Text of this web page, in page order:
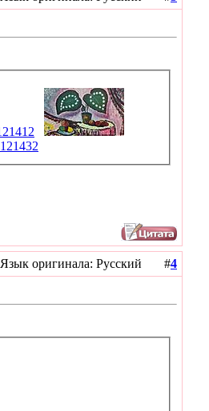
Язык оригинала: Русский #4